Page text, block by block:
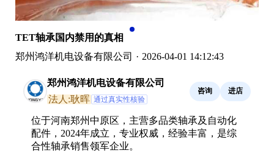
TET轴承国内禁用的真相
郑州鸿洋机电设备有限公司 · 2026-04-01 14:12:43
郑州鸿洋机电设备有限公司
法人:耿晖 通过真实性核验
咨询 进店
位于河南郑州中原区，主营多品类轴承及自动化
配件，2024年成立，专业权威，经验丰富，是综
合性轴承销售领军企业。